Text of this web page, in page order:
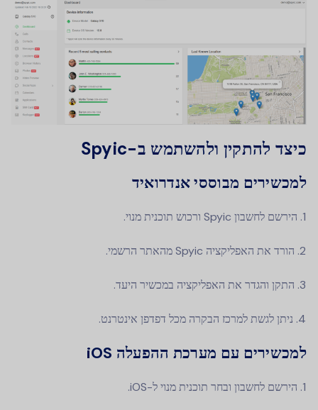
כיצד להתקין ולהשתמש ב-Spyic
למכשירים מבוססי אנדרואיד
הירשם לחשבון Spyic ורכוש תוכנית מנוי.
הורד את האפליקציה Spyic מהאתר הרשמי.
התקן והגדר את האפליקציה במכשיר היעד.
ניתן לגשת למרכז הבקרה מכל דפדפן אינטרנט.
למכשירים עם מערכת ההפעלה iOS
הירשם לחשבון ובחר תוכנית מנוי ל-iOS.